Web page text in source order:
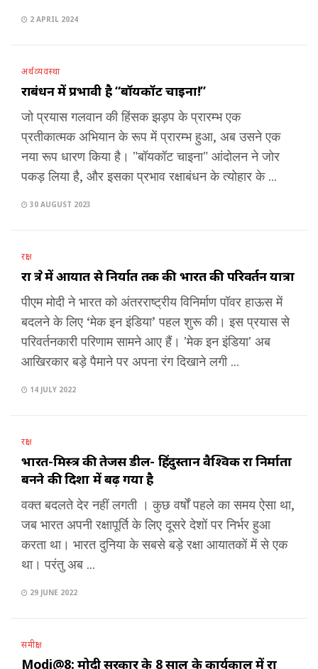
2 APRIL 2024
अर्थव्यवस्था
रक्षाबंधन में प्रभावी है “बॉयकॉट चाइना!”
जो प्रयास गलवान की हिंसक झड़प के प्रारम्भ एक
प्रतीकात्मक अभियान के रूप में प्रारम्भ हुआ, अब उसने एक
नया रूप धारण किया है। "बॉयकॉट चाइना" आंदोलन ने जोर
पकड़ लिया है, और इसका प्रभाव रक्षाबंधन के त्योहार के ...
30 AUGUST 2023
रक्षा
रक्षा क्षेत्र में आयात से निर्यात तक की भारत की परिवर्तन यात्रा
पीएम मोदी ने भारत को अंतरराष्ट्रीय विनिर्माण पॉवर हाऊस में
बदलने के लिए ‘मेक इन इंडिया’ पहल शुरू की। इस प्रयास से
परिवर्तनकारी परिणाम सामने आए हैं। 'मेक इन इंडिया' अब
आखिरकार बड़े पैमाने पर अपना रंग दिखाने लगी ...
14 JULY 2022
रक्षा
भारत-मिस्त्र की तेजस डील- हिंदुस्तान वैश्विक रक्षा निर्माता
बनने की दिशा में बढ़ गया है
वक्त बदलते देर नहीं लगती । कुछ वर्षों पहले का समय ऐसा था,
जब भारत अपनी रक्षापूर्ति के लिए दूसरे देशों पर निर्भर हुआ
करता था। भारत दुनिया के सबसे बड़े रक्षा आयातकों में से एक
था। परंतु अब ...
29 JUNE 2022
समीक्षा
Modi@8: मोदी सरकार के 8 साल के कार्यकाल में रक्षा